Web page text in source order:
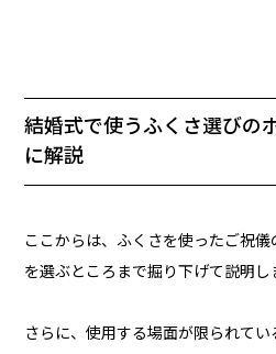
結婚式で使うふくさ選びの
に解説
ここからは、ふくさを使ったご祝
を選ぶところまで掘り下げて説明し
さらに、使用する場面が限られて